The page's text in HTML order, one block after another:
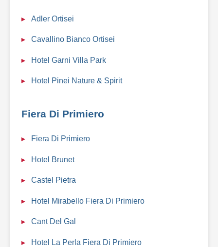
Adler Ortisei
Cavallino Bianco Ortisei
Hotel Garni Villa Park
Hotel Pinei Nature & Spirit
Fiera Di Primiero
Fiera Di Primiero
Hotel Brunet
Castel Pietra
Hotel Mirabello Fiera Di Primiero
Cant Del Gal
Hotel La Perla Fiera Di Primiero